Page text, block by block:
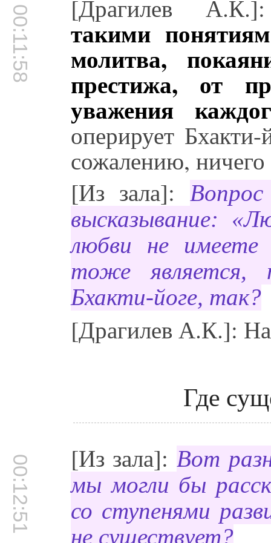
00:11:58 [Драгилев
такими
молитва,
престижа, от
уважения
оперирует
сожалению,
[Из зала]:
высказывание:
любви не
тоже
Бхакти-йоге, так?
[Драгилев А.К.]:
Где
00:12:51 [Из зала]:Вот
мы могли бы
со ступенями
не существует?